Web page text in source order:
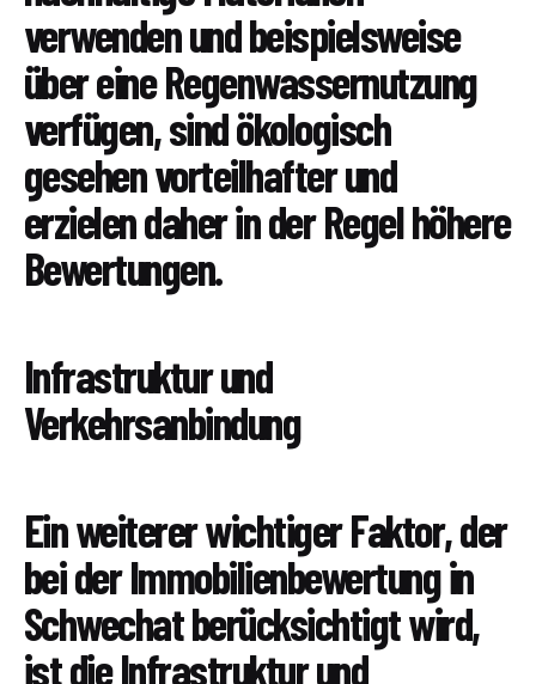
verwenden und beispielsweise
über eine Regenwassernutzung
verfügen, sind ökologisch
gesehen vorteilhafter und
erzielen daher in der Regel höhere
Bewertungen.
Infrastruktur und
Verkehrsanbindung
Ein weiterer wichtiger Faktor, der
bei der Immobilienbewertung in
Schwechat berücksichtigt wird,
ist die Infrastruktur und